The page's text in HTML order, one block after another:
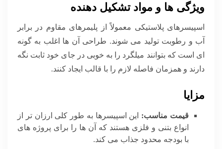
ویژگی ها و مواد تشکیل دهنده
اسپیسرهای پلاستیکی معمولاً از پلیمرهای مقاوم در برابر
آب و رطوبت تولید می شوند. طراحی آن ها اغلب به گونه
ای است که بتوانند میلگرد را به خوبی در جای خود ثابت نگه
دارند و همزمان فاصله لازم را با قالب ایجاد کنند.
مزایا
قیمت مناسب:
این اسپیسرها به طور کلی ارزان تر از
انواع بتنی و فلزی هستند که آن ها را برای پروژه های
با بودجه محدود جذاب می کند.